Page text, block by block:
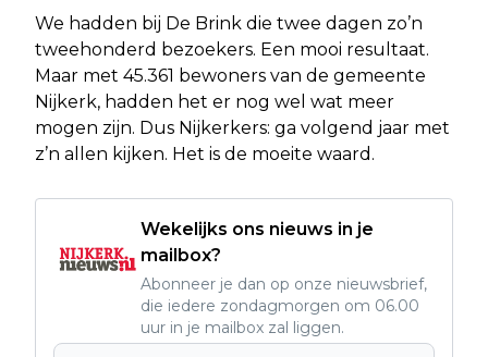
We hadden bij De Brink die twee dagen zo’n
tweehonderd bezoekers. Een mooi resultaat.
Maar met 45.361 bewoners van de gemeente
Nijkerk, hadden het er nog wel wat meer
mogen zijn. Dus Nijkerkers: ga volgend jaar met
z’n allen kijken. Het is de moeite waard.
Wekelijks ons nieuws in je
mailbox?
Abonneer je dan op onze nieuwsbrief,
die iedere zondagmorgen om 06.00
uur in je mailbox zal liggen.